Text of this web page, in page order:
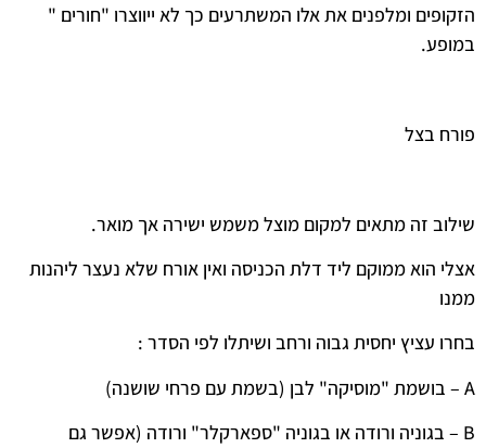
הזקופים ומלפנים את אלו המשתרעים כך לא ייווצרו "חורים "
במופע.
פורח בצל
שילוב זה מתאים למקום מוצל משמש ישירה אך מואר.
אצלי הוא ממוקם ליד דלת הכניסה ואין אורח שלא נעצר ליהנות
ממנו
בחרו עציץ יחסית גבוה ורחב ושיתלו לפי הסדר :
A – בושמת "מוסיקה" לבן (בשמת עם פרחי שושנה)
B – בגוניה ורודה או בגוניה "ספארקלר" ורודה (אפשר גם